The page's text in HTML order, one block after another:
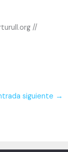
//
siguiente →